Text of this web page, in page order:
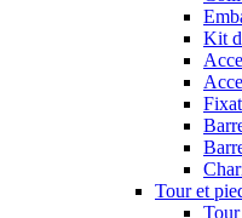
Kit
Tour et